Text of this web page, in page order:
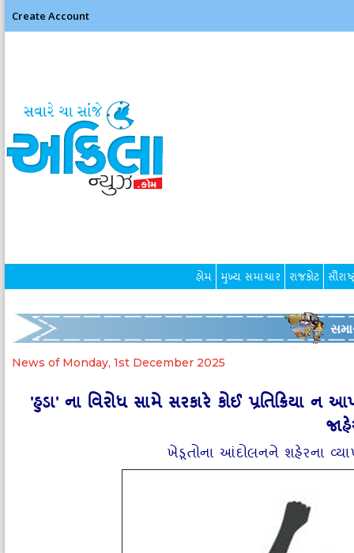
Create Account
હોમ મુખ્ય સમાચાર રાજકોટ
News of Monday, 1st December 2025
'હુડા' ના વિરોધ સામે સરકારે કોઈ પ્રતિક્રિયા
ખેડૂતોના આંદોલનને શહેરના